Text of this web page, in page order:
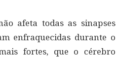
afeta todas as sinapses
enfraquecidas durante o
fortes, que o cérebro